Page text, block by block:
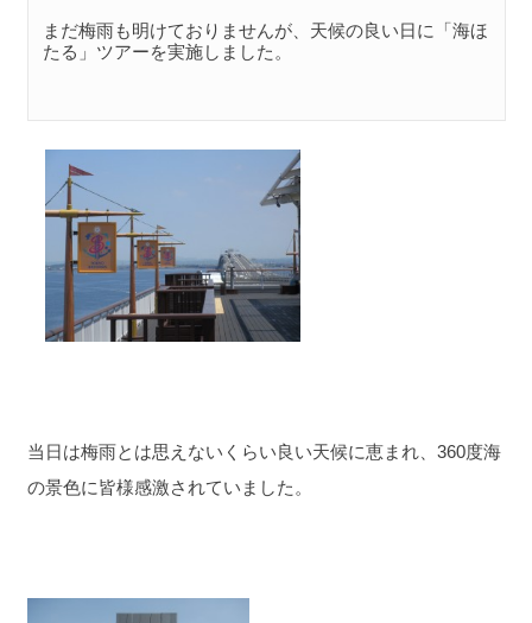
まだ梅雨も明けておりませんが、天候の良い日に「海ほ
たる」ツアーを実施しました。
当日は梅雨とは思えないくらい良い天候に恵まれ、360度海
の景色に皆様感激されていました。